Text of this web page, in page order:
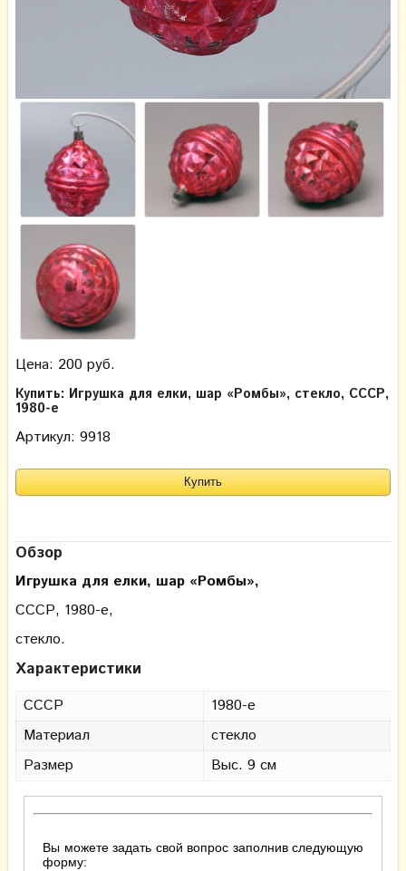
Цена: 200 руб.
Купить: Игрушка для елки, шар «Ромбы», стекло, СССР,
1980-е
Артикул: 9918
Обзор
Игрушка для елки, шар «Ромбы»,
СССР, 1980-е,
стекло.
Характеристики
СССР
1980-е
Материал
стекло
Размер
Выс. 9 см
Вы можете задать свой вопрос заполнив следующую
форму: